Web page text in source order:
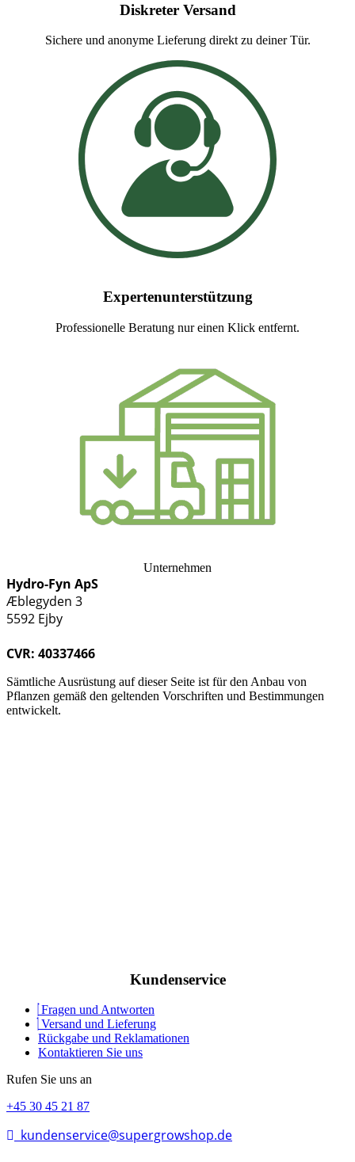
Diskreter Versand
Sichere und anonyme Lieferung direkt zu deiner Tür.
Expertenunterstützung
Professionelle Beratung nur einen Klick entfernt.
Unternehmen
Hydro-Fyn ApS
Æblegyden 3
5592 Ejby
CVR: 40337466
Sämtliche Ausrüstung auf dieser Seite ist für den Anbau von
Pflanzen gemäß den geltenden Vorschriften und Bestimmungen
entwickelt.
Kundenservice
Fragen und Antworten
Versand und Lieferung
Rückgabe und Reklamationen
Kontaktieren Sie uns
Rufen Sie uns an
+45 30 45 21 87
kundenservice@supergrowshop.de